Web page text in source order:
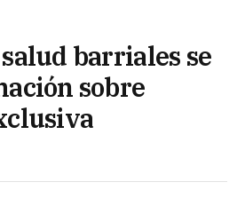
barriales se
sobre